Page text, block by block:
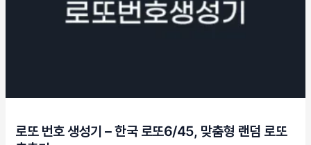
로또 번호 생성기 – 한국 로또6/45, 맞춤형 랜덤 로또